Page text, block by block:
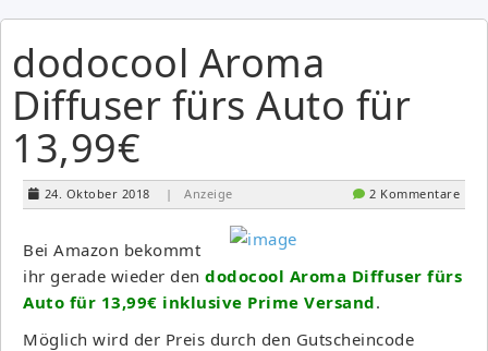
dodocool Aroma
Diffuser fürs Auto für
13,99€
24. Oktober 2018 | Anzeige 2 Kommentare
Bei Amazon bekommt
ihr gerade wieder den dodocool Aroma Diffuser fürs
Auto für 13,99€ inklusive Prime Versand.
Möglich wird der Preis durch den Gutscheincode